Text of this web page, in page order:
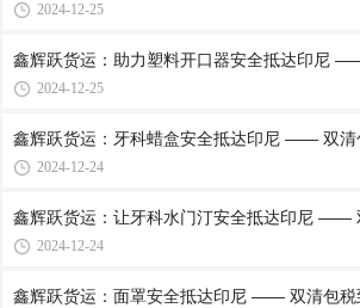
2024-12-25
鑫辉跃货运：助力塑料开口器安全抵达印尼
2024-12-25
鑫辉跃货运：牙科蜡盒安全抵达印尼 —— 双清
2024-12-24
鑫辉跃货运：让牙科水门汀安全抵达印尼 ——
2024-12-24
鑫辉跃货运：面罩安全抵达印尼 —— 双清包税